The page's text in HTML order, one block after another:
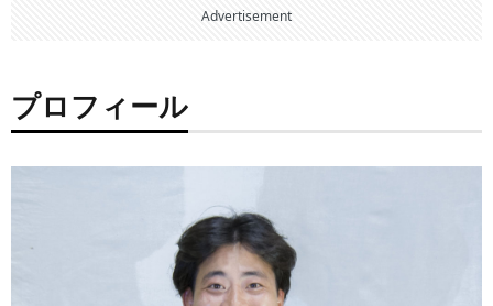
Advertisement
プロフィール